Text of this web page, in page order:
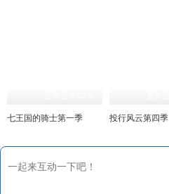
七王国的骑士第一季 投行风云第四季